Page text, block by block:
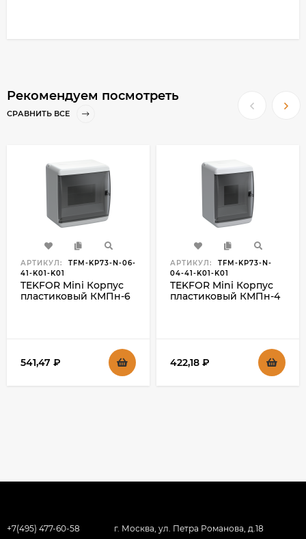
Рекомендуем посмотреть
СРАВНИТЬ ВСЕ
АРТИКУЛ:
TFM-KP73-N-06-
41-K01-K01
TEKFOR Mini Корпус
пластиковый КМПн-6
541,47 ₽
АРТИКУЛ:
TFM-KP73-N-
04-41-K01-K01
TEKFOR Mini Корпус
пластиковый КМПн-4
422,18 ₽
+7(495) 477-60-58 г. Москва, ул. Петра Романова, д.18